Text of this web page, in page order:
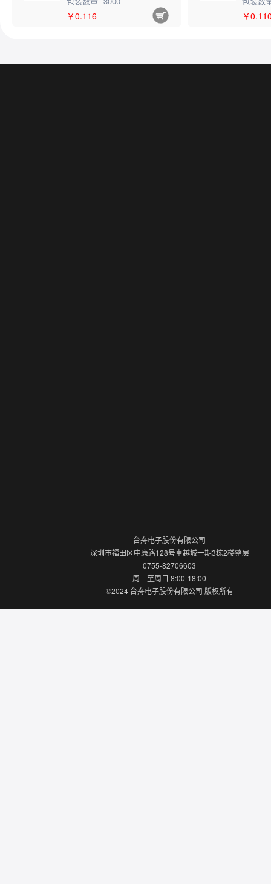
￥0.116 ￥
台舟电子股份有限公司
深圳市福田区中康路128号卓越城一期3栋2楼整层
0755-82706603
周一至周日 8:00-18:00
©2024 台舟电子股份有限公司 版权所有